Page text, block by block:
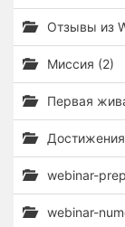
Отзывы из
Миссия (2)
Первая
webinar-
webinar-